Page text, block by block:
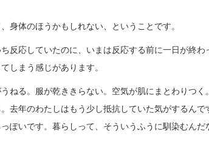
身体のほうかもしれない、ということです。
反応していたのに、いまは反応する前に一日が終わ
しまう感じがあります。
ねる。服が乾ききらない。空気が肌にまとわりつく
去年のわたしはもう少し抵抗していた気がするんで
ぽいです。暮らしって、そういうふうに馴染むんだ